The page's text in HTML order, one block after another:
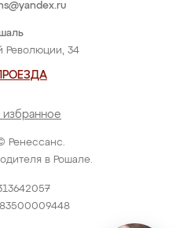
Ренессанс.
в Рошале.
Революции, 34